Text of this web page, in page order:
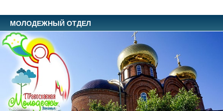
МОЛОДЕЖНЫЙ ОТДЕЛ